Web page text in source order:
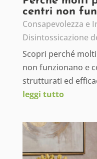
centri non
Consapevolezza e
Disintossicazione
Scopri perché
non funzionano e
strutturati ed
leggi tutto